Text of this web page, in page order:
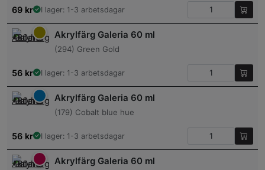
69 kr I lager: 1-3 arbetsdagar
Akrylfärg Galeria 60 ml
(294) Green Gold
56 kr I lager: 1-3 arbetsdagar
Akrylfärg Galeria 60 ml
(179) Cobalt blue hue
56 kr I lager: 1-3 arbetsdagar
Akrylfärg Galeria 60 ml